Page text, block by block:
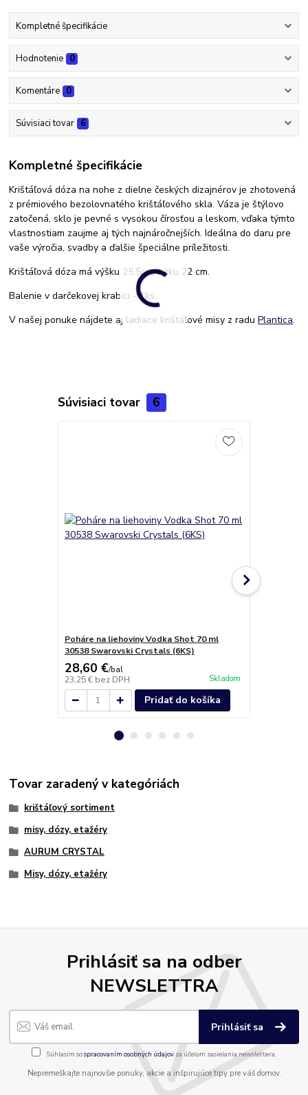
Kompletné špecifikácie
Hodnotenie 0
Komentáre 0
Súvisiaci tovar 6
Kompletné špecifikácie
Krištáľová dóza na nohe z dielne českých dizajnérov je zhotovená
z prémiového bezolovnatého krištáľového skla. Váza je štýlovo
zatočená, sklo je pevné s vysokou čírosťou a leskom, vďaka týmto
vlastnostiam zaujme aj tých najnáročnejších. Ideálna do daru pre
vaše výročia, svadby a ďalšie špeciálne príležitosti.
Krištáľová dóza má výšku 25,5cm, sírku 22 cm.
Balenie v darčekovej krabici - 1ks.
V našej ponuke nájdete aj ladiace krištáľové misy z raduPlantica.
Súvisiaci tovar 6
Poháre na liehoviny Vodka Shot 70 ml
30538 Swarovski Crystals (6KS)
28,60 €/bal
23,25 € bez DPH Skladom
Pridať do košíka
Tovar zaradený v kategóriách
krištáľový sortiment
misy, dózy, etažéry
AURUM CRYSTAL
Misy, dózy, etažéry
Prihlásiť sa na odber
NEWSLETTRA
Prihlásiť sa
Súhlasím sospracovaním osobných údajov za účelom zasielania newslettera.
Nepremeškajte najnovšie ponuky, akcie a inšpirujúce tipy pre váš domov.